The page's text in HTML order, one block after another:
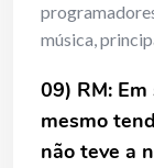
música,
09) RM:
mesmo
não teve a